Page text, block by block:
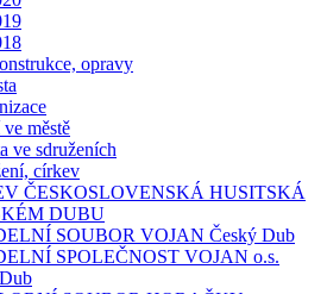
opravy
městě
ve sdruženích
církev
ČESKOSLOVENSKÁ HUSITSKÁ
DUBU
SOUBOR VOJAN Český Dub
SPOLEČNOST VOJAN o.s.